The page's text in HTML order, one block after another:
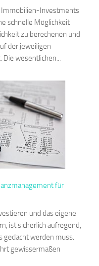
Immobilien-Investments
schnelle Möglichkeit
zu berechenen und
der jeweiligen
Die wesentlichen...
für
und das eigene
ist sicherlich aufregend,
gedacht werden muss.
gewissermaßen